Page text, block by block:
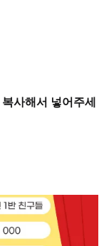
사해서 넣어주세